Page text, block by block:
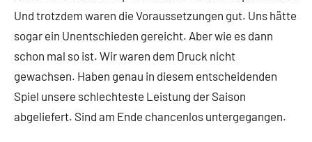
Und trotzdem waren die Voraussetzungen gut. Uns hätte
sogar ein Unentschieden gereicht. Aber wie es dann
schon mal so ist. Wir waren dem Druck nicht
gewachsen. Haben genau in diesem entscheidenden
Spiel unsere schlechteste Leistung der Saison
abgeliefert. Sind am Ende chancenlos untergegangen.